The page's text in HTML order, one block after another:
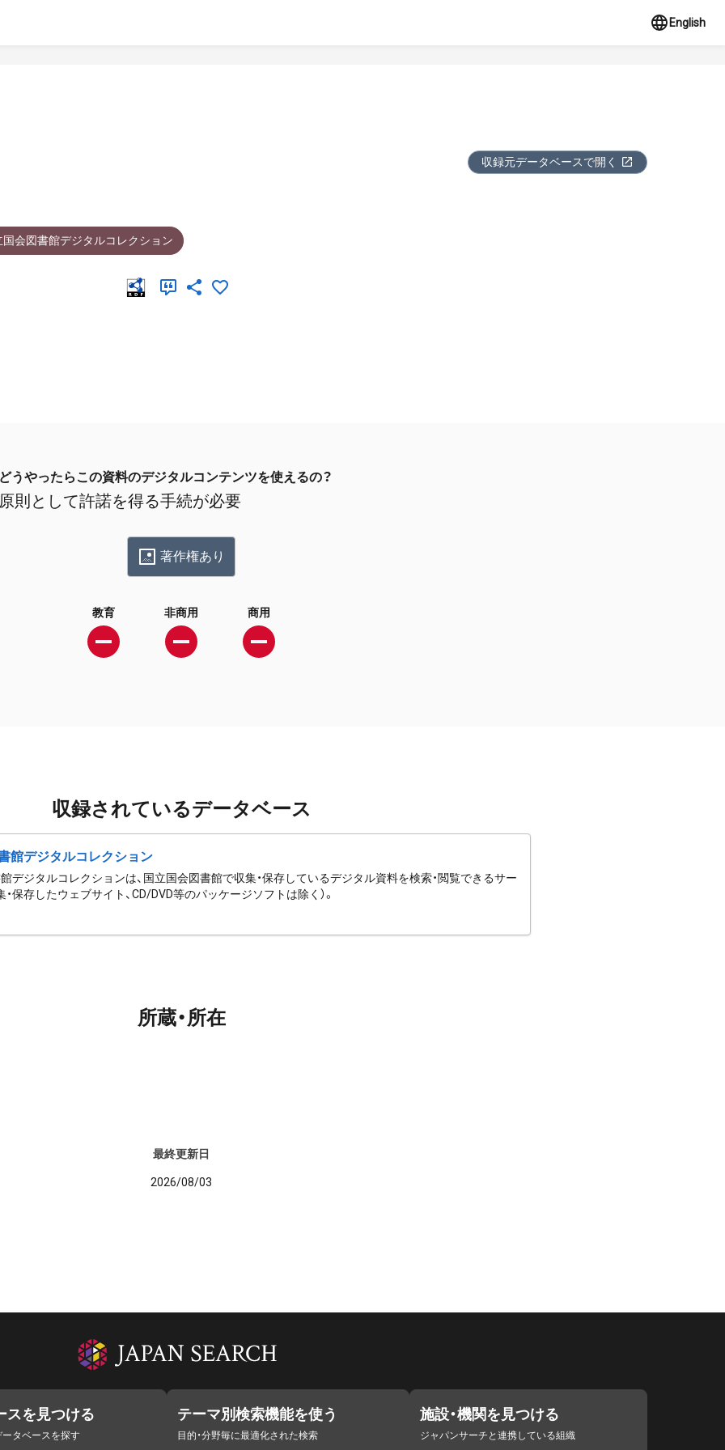
English
収録元データベースで開く
国会図書館デジタルコレクション
どうやったらこの資料のデジタルコンテンツを使えるの？
原則として許諾を得る手続が必要
著作権あり
教育 非商用 商用
収録されているデータベース
館デジタルコレクション
デジタルコレクションは、国立国会図書館で収集・保存しているデジタル資料を検索・閲覧できるサー
・保存したウェブサイト、CD/DVD等のパッケージソフトは除く）。
所蔵・所在
最終更新日
2026/08/03
スを見つける
タベースを探す
テーマ別検索機能を使う
目的・分野毎に最適化された検索
施設・機関を見つける
ジャパンサーチと連携している組織